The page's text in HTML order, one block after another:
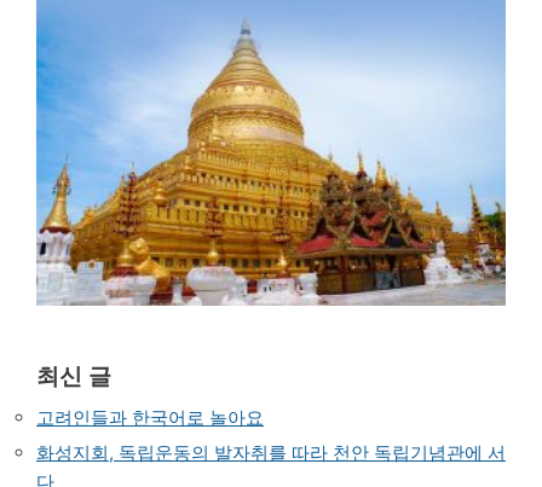
최신 글
고려인들과 한국어로 놀아요
화성지회, 독립운동의 발자취를 따라 천안 독립기념관에 서
다